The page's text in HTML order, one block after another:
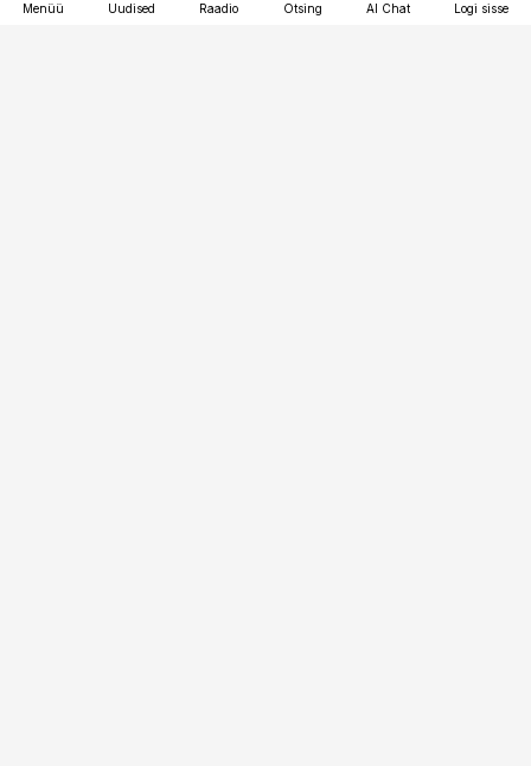
Menüü Uudised Raadio Otsing AI Chat Logi sisse